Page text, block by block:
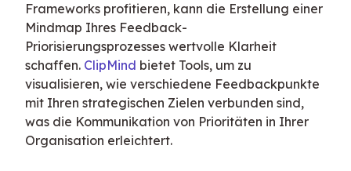
Frameworks profitieren, kann die Erstellung einer
Mindmap Ihres Feedback-
Priorisierungsprozesses wertvolle Klarheit
schaffen. ClipMind bietet Tools, um zu
visualisieren, wie verschiedene Feedbackpunkte
mit Ihren strategischen Zielen verbunden sind,
was die Kommunikation von Prioritäten in Ihrer
Organisation erleichtert.